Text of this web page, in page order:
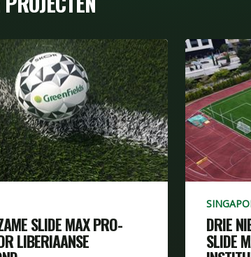
SLIDE MAX PRO-
LIBERIAANSE
DRIE
SLIDE